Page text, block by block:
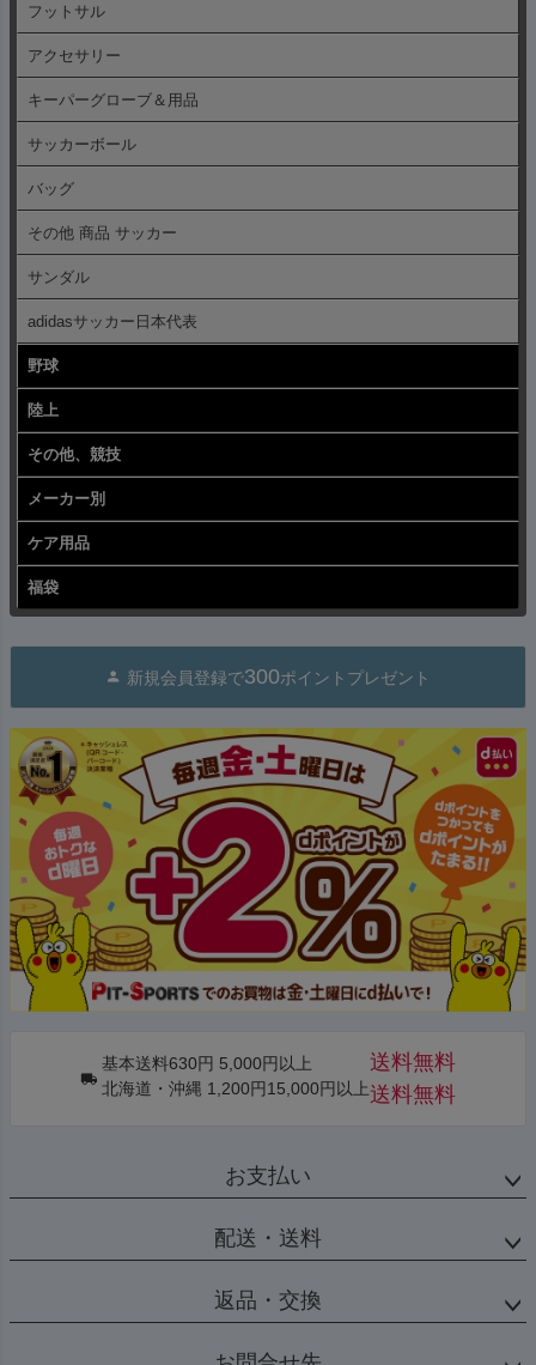
フットサル
アクセサリー
キーパーグローブ＆用品
サッカーボール
バッグ
その他 商品 サッカー
サンダル
adidasサッカー日本代表
野球
陸上
その他、競技
メーカー別
ケア用品
福袋
新規会員登録で300ポイントプレゼント
基本送料630円 5,000円以上
北海道・沖縄 1,200円15,000円以上
送料無料
送料無料
お支払い
配送・送料
返品・交換